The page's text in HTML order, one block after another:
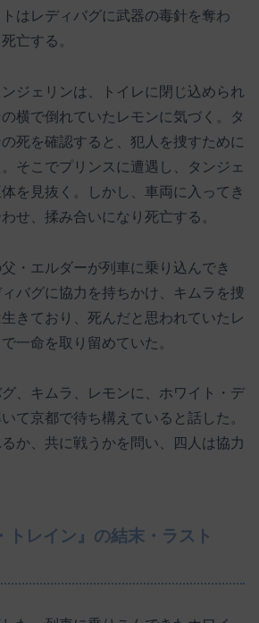
はレディバグに武器の毒針を奪わ
亡する。
ジェリンは、トイレに閉じ込められ
横で倒れていたレモンに気づく。タ
死を確認すると、犯人を捜すために
そこでプリンスに遭遇し、タンジェ
を見抜く。しかし、車両に入ってき
せ、揉み合いになり死亡する。
・エルダーが列車に乗り込んでき
バグに協力を持ちかけ、キムラを捜
きており、死んだと思われていたレ
一命を取り留めていた。
、キムラ、レモンに、ホワイト・デ
て京都で待ち構えていると話した。
か、共に戦うかを問い、四人は協力
トレイン』の結末・ラスト